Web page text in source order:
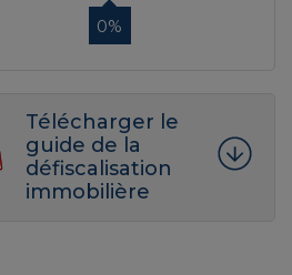
0%
Télécharger le
guide de la
défiscalisation
immobilière